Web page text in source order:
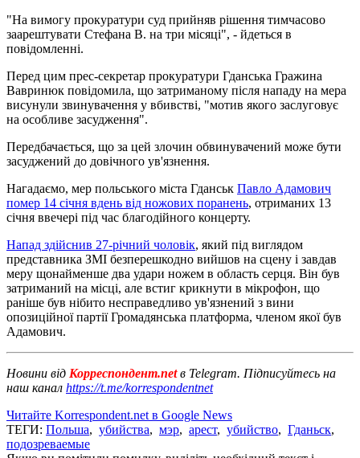
"На вимогу прокуратури суд прийняв рішення тимчасово
заарештувати Стефана В. на три місяці", - йдеться в
повідомленні.
Перед цим прес-секретар прокуратури Гданська Гражина
Вавринюк повідомила, що затриманому після нападу на мера
висунули звинувачення у вбивстві, "мотив якого заслуговує
на особливе засудження".
Передбачається, що за цей злочин обвинувачений може бути
засуджений до довічного ув'язнення.
Нагадаємо, мер польського міста Гданськ Павло Адамович
помер 14 січня вдень від ножових поранень, отриманих 13
січня ввечері під час благодійного концерту.
Напад здійснив 27-річний чоловік, який під виглядом
представника ЗМІ безперешкодно вийшов на сцену і завдав
меру щонайменше два удари ножем в область серця. Він був
затриманий на місці, але встиг крикнути в мікрофон, що
раніше був нібито несправедливо ув'язнений з вини
опозиційної партії Громадянська платформа, членом якої був
Адамович.
Новини від Корреспондент.netв Telegram. Підписуйтесь на
наш канал https://t.me/korrespondentnet
Читайте Korrespondent.net в Google News
ТЕГИ: Польша, убийства, мэр, арест, убийство, Гданьск,
подозреваемые